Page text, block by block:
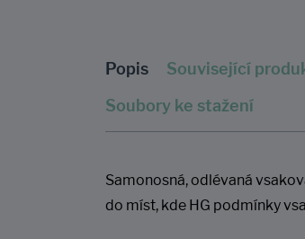
Popis Související
Soubory ke stažení
Samonosná, odlévaná
do míst, kde HG podmínky